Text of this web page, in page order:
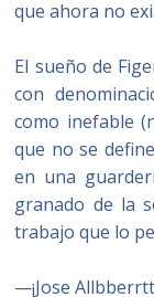
que ahora no
El sueño de
con
como inefable
que no se
en una
granado de la
trabajo que lo
—¡Jose